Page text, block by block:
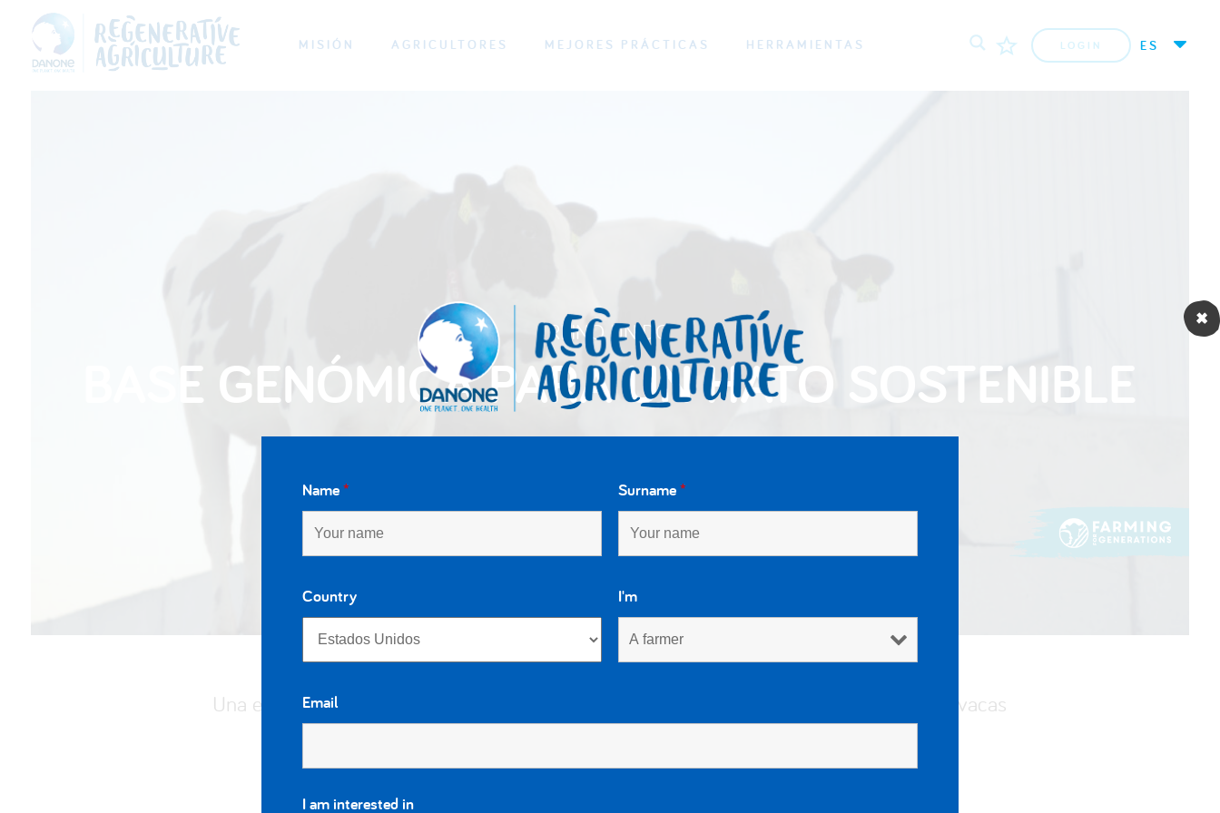
MISIÓN AGRICULTORES MEJORES PRÁCTICAS HERRAMIENTAS LOGIN ES
REINO UNIDO
BASE GENÓMICA PARA UN HATO SOSTENIBLE
Una estrategia específica de mejora del genoma para incrementar la rentabilidad de las vacas
Last updated on April 14th, 2022
Name* Surname*
Country I'm
Email
I am interested in